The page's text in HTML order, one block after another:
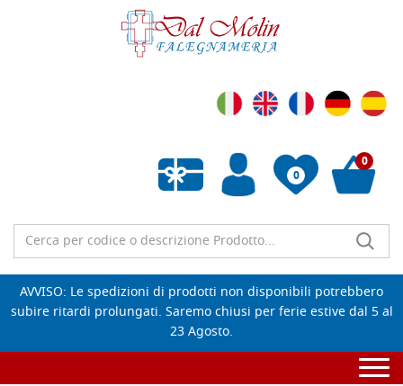
0
Wishlist vuota
0
AVVISO: Le spedizioni di prodotti non disponibili potrebbero
subire ritardi prolungati. Saremo chiusi per ferie estive dal 5 al
23 Agosto.